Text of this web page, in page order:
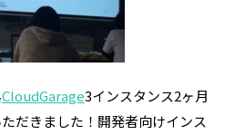
CloudGarage3インスタンス2ヶ月
だきました！開発者向けインス